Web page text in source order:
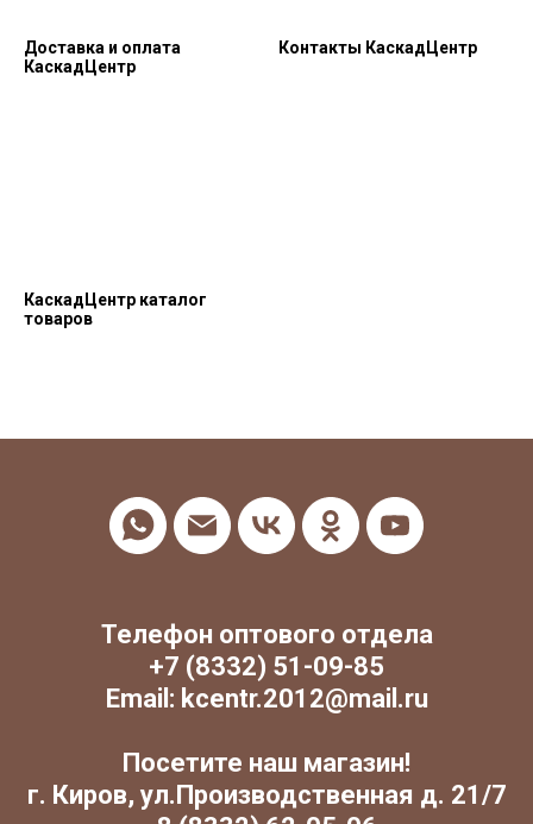
Доставка и оплата
КаскадЦентр
Контакты КаскадЦентр
КаскадЦентр каталог
товаров
Телефон оптового отдела
+7 (8332) 51-09-85
Email: kcentr.2012@mail.ru
Посетите наш магазин!
г. Киров, ул.Производственная д. 21/7